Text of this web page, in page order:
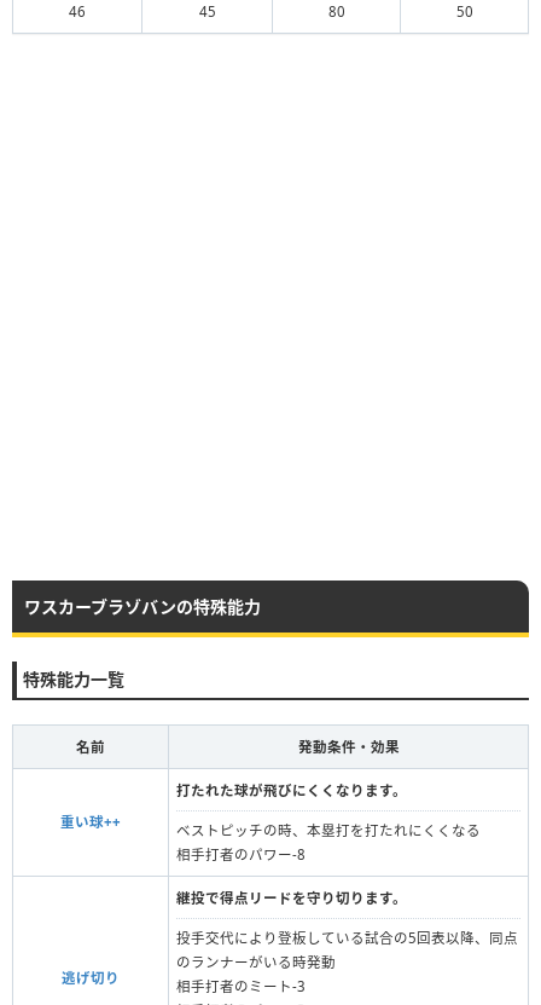
46 45 80 50
ワスカーブラゾバンの特殊能力
特殊能力一覧
名前 発動条件・効果
重い球++
打たれた球が飛びにくくなります。
ベストピッチの時、本塁打を打たれにくくなる
相手打者のパワー-8
逃げ切り
継投で得点リードを守り切ります。
投手交代により登板している試合の5回表以降、同点
のランナーがいる時発動
相手打者のミート-3